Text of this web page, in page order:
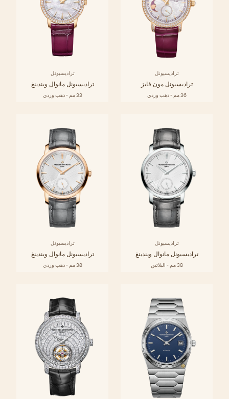
تراديسيونل
تراديسيونل مون فايز
36 مم - ذهب وردي
تراديسيونل
تراديسيونل مانوال ويندينغ
33 مم - ذهب وردي
تراديسيونل
تراديسيونل مانوال ويندينغ
38 مم - البلاتين
تراديسيونل
تراديسيونل مانوال ويندينغ
38 مم - ذهب وردي